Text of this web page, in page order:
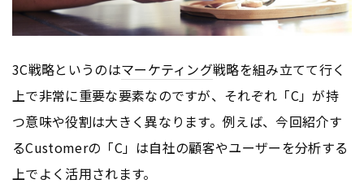
3C戦略というのはマーケティング戦略を組み立てて行く
上で非常に重要な要素なのですが、それぞれ「C」が持
つ意味や役割は大きく異なります。例えば、今回紹介す
るCustomerの「C」は自社の顧客やユーザーを分析する
上でよく活用されます。